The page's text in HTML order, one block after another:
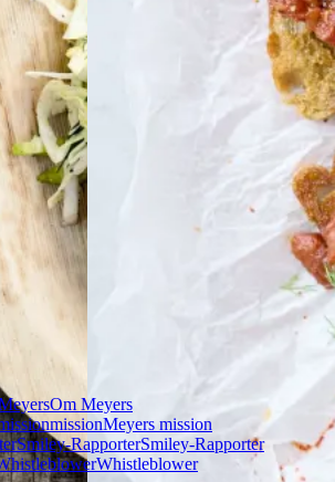
Om Meyers
missionMeyers mission
Smiley-RapporterSmiley-Rapporter
Whistleblower